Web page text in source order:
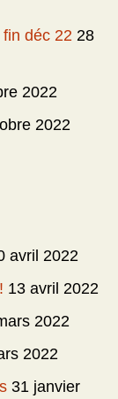
déc 22 28
2022
2022
avril 2022
13 avril 2022
2022
2022
31 janvier